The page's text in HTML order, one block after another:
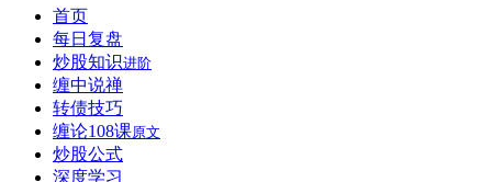
首页
每日复盘
炒股知识进阶
缠中说禅
转债技巧
缠论108课原文
炒股公式
深度学习